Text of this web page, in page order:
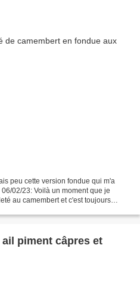
peu cette version fondue qui m'a
02/23: Voilà un moment que je
au camembert et c'est toujours
piment câpres et